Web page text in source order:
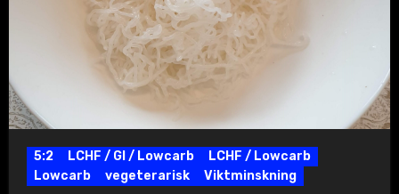
5:2 LCHF / GI / Lowcarb
LCHF / Lowcarb
Lowcarb
vegeterarisk Viktminskning